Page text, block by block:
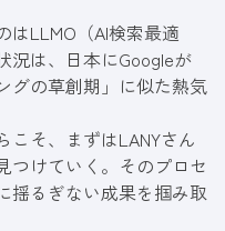
はLLMO（AI検索最適
況は、日本にGoogleが
グの草創期」に似た熱気
こそ、まずはLANYさん
つけていく。そのプロセ
揺るぎない成果を掴み取